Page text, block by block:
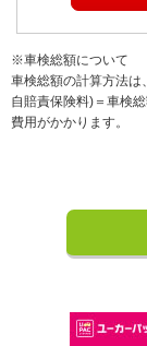
※車検総額について
車検総額の計算方法は
自賠責保険料)＝車検
費用がかかります。